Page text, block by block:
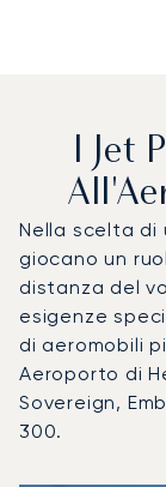
I Jet
Nella scelta
giocano un
distanza del
esigenze
di aeromobili
Aeroporto di
Sovereign,
300.